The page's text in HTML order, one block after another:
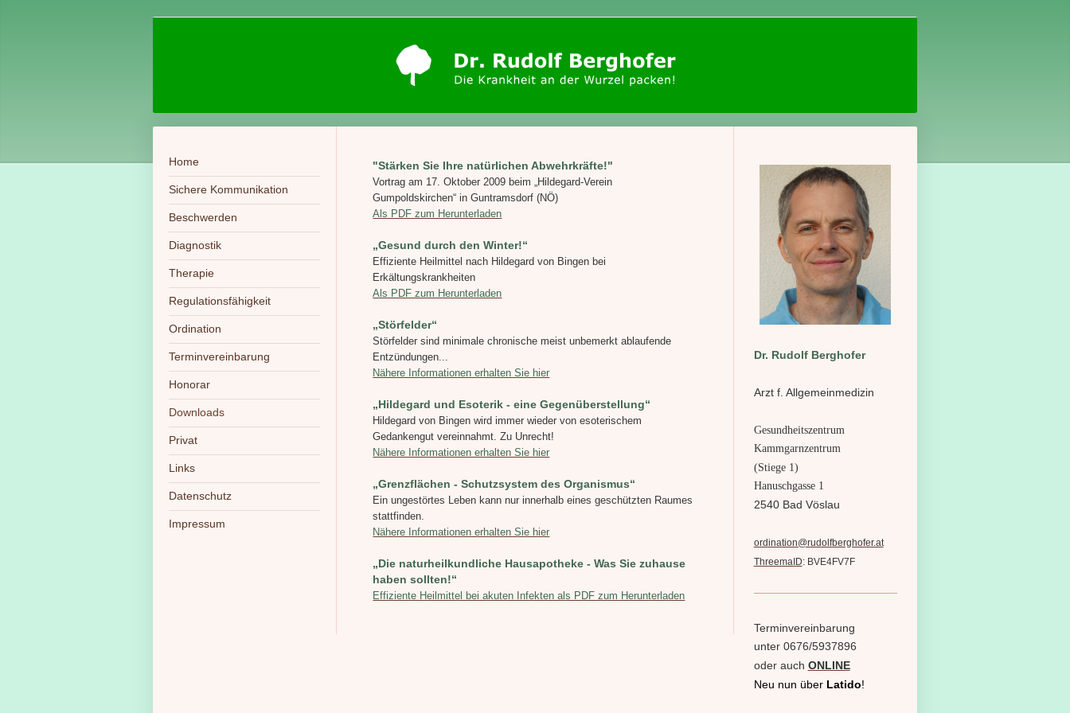
Home
Sichere Kommunikation
Beschwerden
Diagnostik
Therapie
Regulationsfähigkeit
Ordination
Terminvereinbarung
Honorar
Downloads
Privat
Links
Datenschutz
Impressum
"Stärken Sie Ihre natürlichen Abwehrkräfte!"
Vortrag am 17. Oktober 2009 beim „Hildegard-Verein
Gumpoldskirchen“ in Guntramsdorf (NÖ)
Als PDF zum Herunterladen
„Gesund durch den Winter!“
Effiziente Heilmittel nach Hildegard von Bingen bei
Erkältungskrankheiten
Als PDF zum Herunterladen
„Störfelder“
Störfelder sind minimale chronische meist unbemerkt ablaufende
Entzündungen...
Nähere Informationen erhalten Sie hier
„Hildegard und Esoterik - eine Gegenüberstellung“
Hildegard von Bingen wird immer wieder von esoterischem
Gedankengut vereinnahmt. Zu Unrecht!
Nähere Informationen erhalten Sie hier
„Grenzflächen - Schutzsystem des Organismus“
Ein ungestörtes Leben kann nur innerhalb eines geschützten Raumes
stattfinden.
Nähere Informationen erhalten Sie hier
„Die naturheilkundliche Hausapotheke - Was Sie zuhause
haben sollten!“
Effiziente Heilmittel bei akuten Infekten als PDF zum Herunterladen
Dr. Rudolf Berghofer
Arzt f. Allgemeinmedizin
Gesundheitszentrum
Kammgarnzentrum
(Stiege 1)
Hanuschgasse 1
2540 Bad Vöslau
ordination@rudolfberghofer.at
ThreemaID: BVE4FV7F
Terminvereinbarung
unter 0676/5937896
oder auch ONLINE
Neu nun über Latido!